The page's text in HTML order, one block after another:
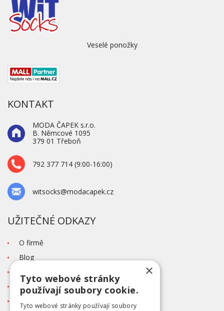
Veselé ponožky
KONTAKT
MODA ČAPEK s.r.o.
B. Němcové 1095
379 01 Třeboň
792 377 714 (9:00-16:00)
witsocks@modacapek.cz
UŽITEČNÉ ODKAZY
O firmě
Blog
Tabulka velikostí
Ochrana osobních údajů GDPR
×
Tyto webové stránky
používají soubory cookie.
Tyto webové stránky používají soubory